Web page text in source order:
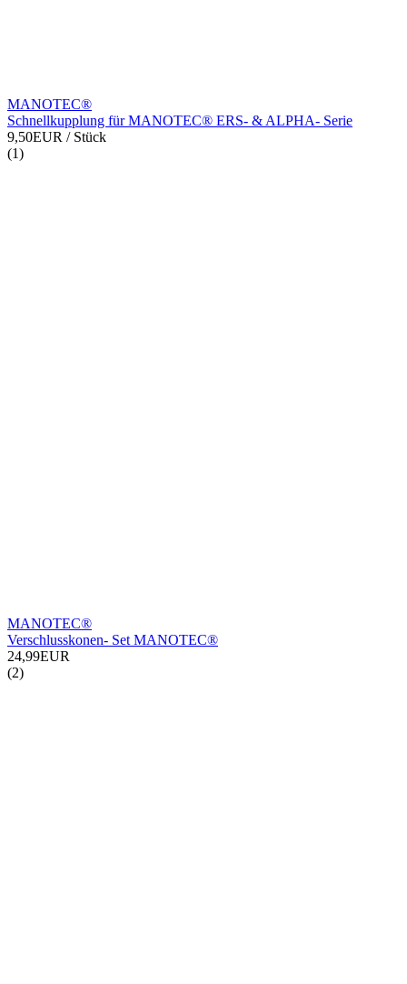
MANOTEC®
Schnellkupplung für MANOTEC® ERS- & ALPHA- Serie
9,50EUR / Stück
(1)
MANOTEC®
Verschlusskonen- Set MANOTEC®
24,99EUR
(2)